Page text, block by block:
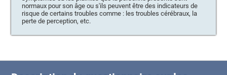
normaux pour son âge ou s'ils peuvent être des indicateurs de
risque de certains troubles comme : les troubles cérébraux, la
perte de perception, etc.